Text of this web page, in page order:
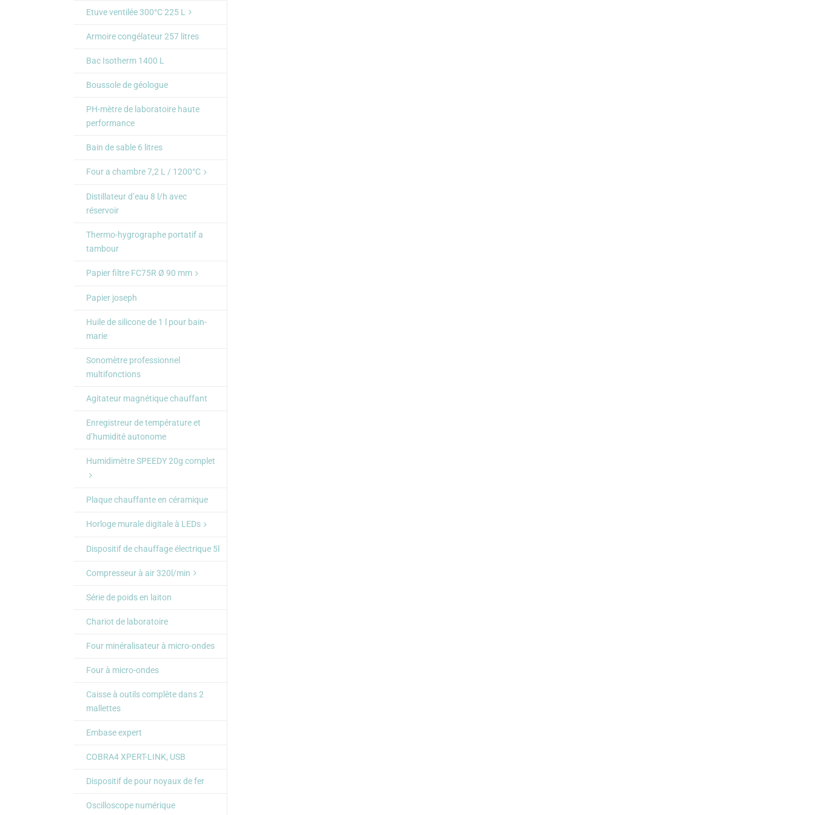
Etuve ventilée 300°C 225 L
Armoire congélateur 257 litres
Bac Isotherm 1400 L
Boussole de géologue
PH-mètre de laboratoire haute
performance
Bain de sable 6 litres
Four a chambre 7,2 L / 1200°C
Distillateur d’eau 8 l/h avec
réservoir
Thermo-hygrographe portatif a
tambour
Papier filtre FC75R Ø 90 mm
Papier joseph
Huile de silicone de 1 l pour bain-
marie
Sonomètre professionnel
multifonctions
Agitateur magnétique chauffant
Enregistreur de température et
d’humidité autonome
Humidimètre SPEEDY 20g complet
Plaque chauffante en céramique
Horloge murale digitale à LEDs
Dispositif de chauffage électrique 5l
Compresseur à air 320l/min
Série de poids en laiton
Chariot de laboratoire
Four minéralisateur à micro-ondes
Four à micro-ondes
Caisse à outils complète dans 2
mallettes
Embase expert
COBRA4 XPERT-LINK, USB
Dispositif de pour noyaux de fer
Oscilloscope numérique